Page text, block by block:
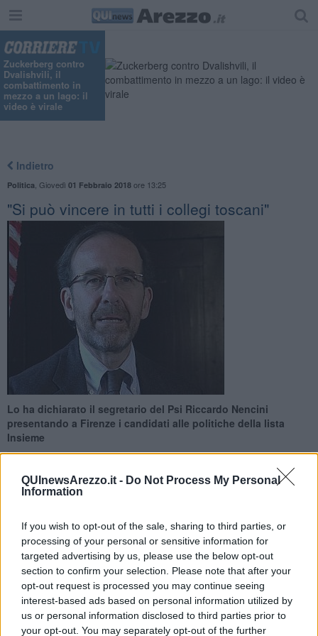
QUInewsArezzo.it - Do Not Process My Personal
Information
If you wish to opt-out of the sale, sharing to third parties, or
processing of your personal or sensitive information for
targeted advertising by us, please use the below opt-out
section to confirm your selection. Please note that after your
opt-out request is processed you may continue seeing
interest-based ads based on personal information utilized by
us or personal information disclosed to third parties prior to
your opt-out. You may separately opt-out of the further
Zuckerberg contro
Dvalishvili, il
combattimento in
mezzo a un lago: il
video è virale
Indietro
Politica Giovedì 01 Febbraio 2018ore 13:25
"Si può vincere in tutti i collegi toscani"
Lo ha dichiarato il segretario del Psi Riccardo Nencini
presentando a Firenze i candidati alle politiche della lista
Insieme
FIRENZE —Presentazione ufficiale nel capoluogo toscano dei
candidati alle politiche della lista Insieme, componente della
coalizione del centrosinistra.
Riccardo Nencini, viceministro alle infrastrutture, segretario del Psi
e candidato per il centrosinistra nel collegio uninominale del Senato
ad Arezzo, ha dichiarato di essere convinto che "in Toscana si
possano vincere tutti i collegi".